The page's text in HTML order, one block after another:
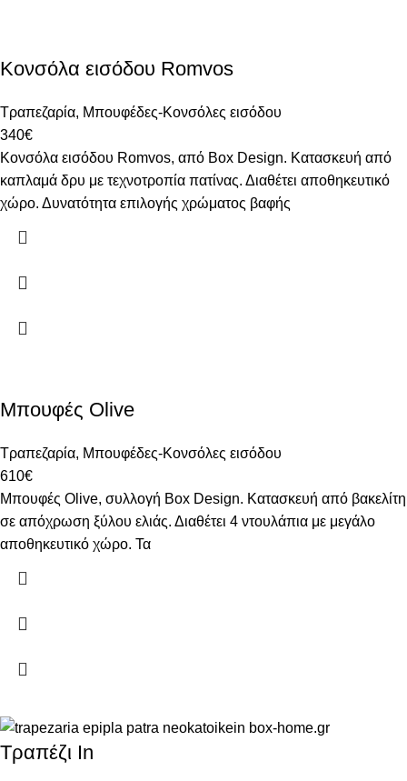
Κονσόλα εισόδου Romvos
Τραπεζαρία, Μπουφέδες-Κονσόλες εισόδου
340€
Κονσόλα εισόδου Romvos, από Box Design. Κατασκευή από
καπλαμά δρυ με τεχνοτροπία πατίνας. Διαθέτει αποθηκευτικό
χώρο. Δυνατότητα επιλογής χρώματος βαφής
Μπουφές Olive
Τραπεζαρία, Μπουφέδες-Κονσόλες εισόδου
610€
Μπουφές Olive, συλλογή Box Design. Κατασκευή από βακελίτη
σε απόχρωση ξύλου ελιάς. Διαθέτει 4 ντουλάπια με μεγάλο
αποθηκευτικό χώρο. Τα
Τραπέζι In